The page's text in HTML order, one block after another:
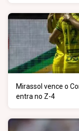
Mirassol vence o
entra no Z-4